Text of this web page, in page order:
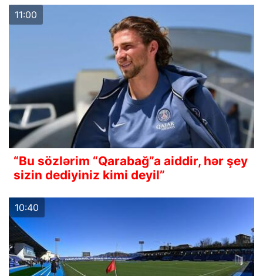
11:00
“Bu sözlərim “Qarabağ”a aiddir, hər şey
sizin dediyiniz kimi deyil”
10:40